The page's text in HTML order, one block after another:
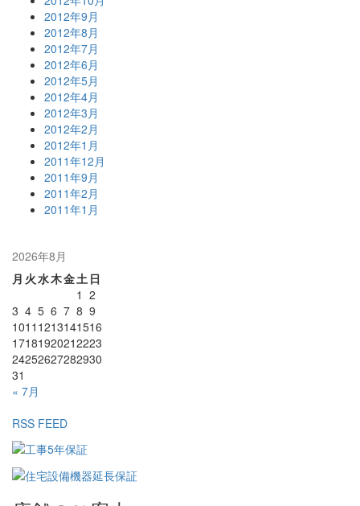
2012年9月
2012年8月
2012年7月
2012年6月
2012年5月
2012年4月
2012年3月
2012年2月
2012年1月
2011年12月
2011年9月
2011年2月
2011年1月
2026年8月
月 火水木金土 日
1 2
3 4 5 6 7 8 9
1011 1213141516
17181920212223
24252627282930
31
« 7月
RSS FEED